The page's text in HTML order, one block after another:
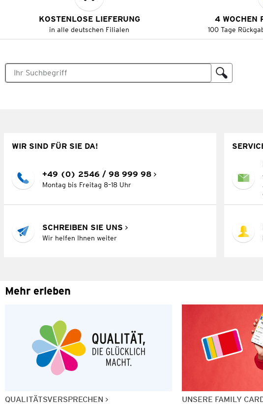
KOSTENLOSE LIEFERUNG
in alle deutschen Filialen
4 WOCHEN
100 Tage
WIR SIND FÜR SIE DA!
+49 (0) 2546 / 98 999 98
Montag bis Freitag 8–18 Uhr
SCHREIBEN SIE UNS
Wir helfen Ihnen weiter
Mehr erleben
QUALITÄTSVERSPRECHEN UNSERE FAMILY